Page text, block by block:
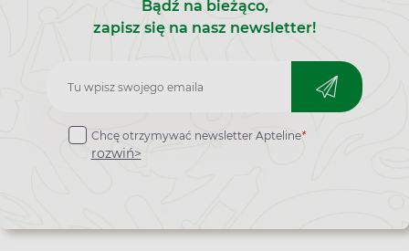
Bądź na bieżąco,
zapisz się na nasz newsletter!
Zapisz
do
newslettera
Chcę otrzymywać newsletter Apteline*
rozwiń>